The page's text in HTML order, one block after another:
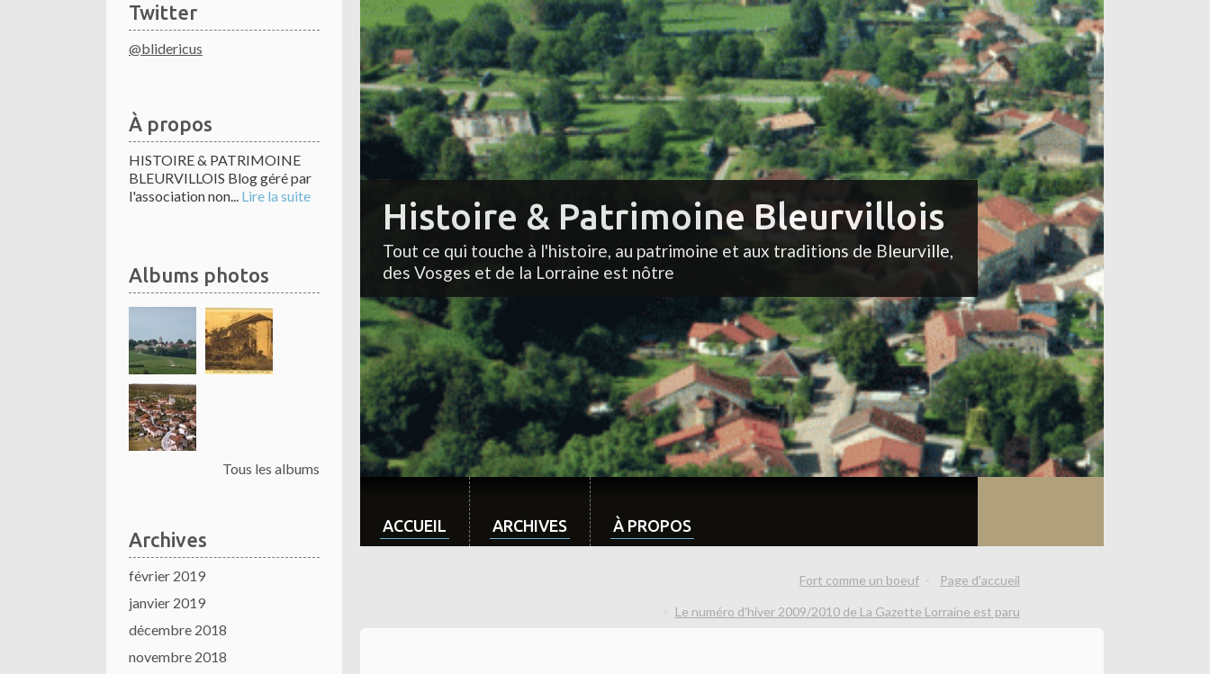
Twitter
@blidericus
À propos
HISTOIRE & PATRIMOINE
BLEURVILLOIS Blog géré par
l'association non... Lire la suite
Albums photos
Tous les albums
Archives
février 2019
janvier 2019
décembre 2018
novembre 2018
Histoire & Patrimoine Bleurvillois
Tout ce qui touche à l'histoire, au patrimoine et aux traditions de Bleurville,
des Vosges et de la Lorraine est nôtre
ACCUEIL ARCHIVES À PROPOS
Fort comme un boeuf Page d'accueil
Le numéro d'hiver 2009/2010 de La Gazette Lorraine est paru